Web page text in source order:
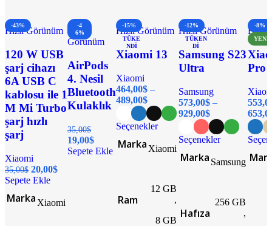
-43%
Hızlı Görünüm
120 W USB
şarj cihazı
6A USB C
kablosu ile 1
M Mi Turbo
şarj hızlı
şarj
Xiaomi
35,00$ 20,00$
Sepete Ekle
Marka Xiaomi
-4
6%
Hızlı
Görünüm
AirPods
4. Nesil
Bluetooth
Kulaklık
35,00$
19,00$
Sepete Ekle
-15%
TÜKE
NDI
Hızlı Görünüm
Xiaomi 13
Xiaomi
464,00$
489,00$
Seçenekler
Marka Xiaomi
Ram
12 GB
,
8 GB
-12%
TÜKEN
DI
Hızlı Görünüm
Samsung S23
Ultra
Samsung
573,00$
929,00$
Seçenekler
Marka Samsung
Hafıza
256 GB
,
-8%
YENI
Hızlı
Pro